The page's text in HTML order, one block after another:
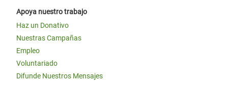
Apoya nuestro trabajo
Haz un Donativo
Nuestras Campañas
Empleo
Voluntariado
Difunde Nuestros Mensajes